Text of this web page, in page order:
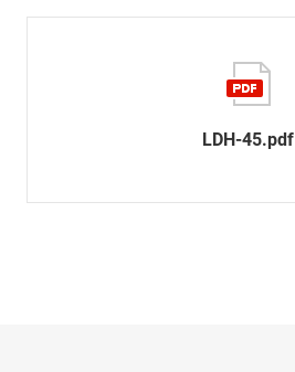
LDH-45.pdf